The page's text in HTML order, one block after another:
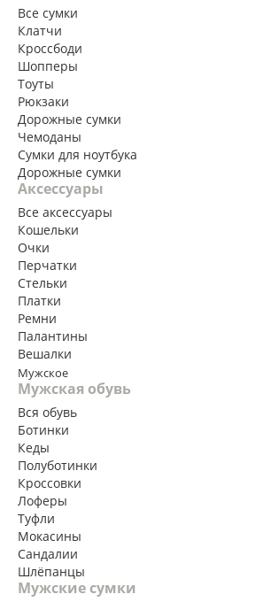
Все сумки
Клатчи
Кроссбоди
Шопперы
Тоуты
Рюкзаки
Дорожные сумки
Чемоданы
Сумки для ноутбука
Дорожные сумки
Аксессуары
Все аксессуары
Кошельки
Очки
Перчатки
Стельки
Платки
Ремни
Палантины
Вешалки
Мужское
Мужская обувь
Вся обувь
Ботинки
Кеды
Полуботинки
Кроссовки
Лоферы
Туфли
Мокасины
Сандалии
Шлёпанцы
Мужские сумки